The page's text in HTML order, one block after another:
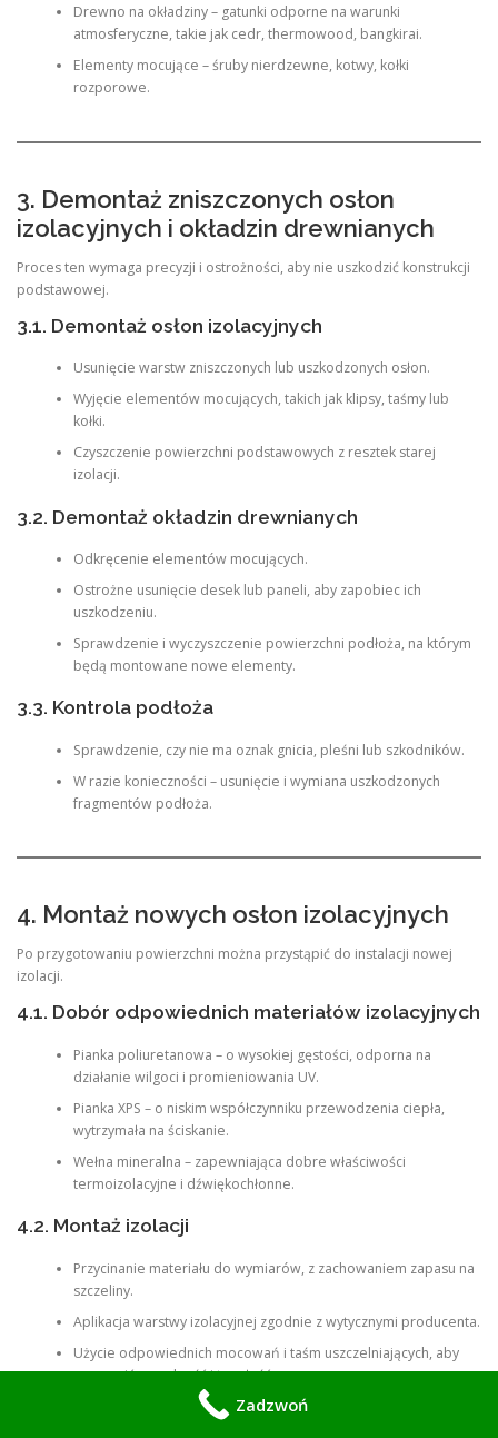
Drewno na okładziny – gatunki odporne na warunki
atmosferyczne, takie jak cedr, thermowood, bangkirai.
Elementy mocujące – śruby nierdzewne, kotwy, kołki
rozporowe.
3. Demontaż zniszczonych osłon
izolacyjnych i okładzin drewnianych
Proces ten wymaga precyzji i ostrożności, aby nie uszkodzić konstrukcji
podstawowej.
3.1. Demontaż osłon izolacyjnych
Usunięcie warstw zniszczonych lub uszkodzonych osłon.
Wyjęcie elementów mocujących, takich jak klipsy, taśmy lub
kołki.
Czyszczenie powierzchni podstawowych z resztek starej
izolacji.
3.2. Demontaż okładzin drewnianych
Odkręcenie elementów mocujących.
Ostrożne usunięcie desek lub paneli, aby zapobiec ich
uszkodzeniu.
Sprawdzenie i wyczyszczenie powierzchni podłoża, na którym
będą montowane nowe elementy.
3.3. Kontrola podłoża
Sprawdzenie, czy nie ma oznak gnicia, pleśni lub szkodników.
W razie konieczności – usunięcie i wymiana uszkodzonych
fragmentów podłoża.
4. Montaż nowych osłon izolacyjnych
Po przygotowaniu powierzchni można przystąpić do instalacji nowej
izolacji.
4.1. Dobór odpowiednich materiałów izolacyjnych
Pianka poliuretanowa – o wysokiej gęstości, odporna na
działanie wilgoci i promieniowania UV.
Pianka XPS – o niskim współczynniku przewodzenia ciepła,
wytrzymała na ściskanie.
Wełna mineralna – zapewniająca dobre właściwości
termoizolacyjne i dźwiękochłonne.
4.2. Montaż izolacji
Przycinanie materiału do wymiarów, z zachowaniem zapasu na
szczeliny.
Aplikacja warstwy izolacyjnej zgodnie z wytycznymi producenta.
Użycie odpowiednich mocowań i taśm uszczelniających, aby
zapewnić szczelność i trwałość.
Zadzwoń